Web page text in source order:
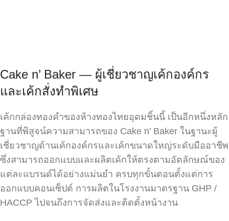
Cake n’ Baker — ผู้เชี่ยวชาญเค้กองค์กร
และเค้กสั่งทำพิเศษ
เค้กกล่องทองคำของห้างทองไทยอุดมชิ้นนี้ เป็นอีกหนึ่งหลัก
ฐานที่พิสูจน์ความสามารถของ Cake n’ Baker ในฐานะผู้
เชี่ยวชาญด้านเค้กองค์กรและเค้กขนาดใหญ่ระดับมืออาชีพ
ซึ่งสามารถออกแบบและผลิตเค้กให้ตรงตามอัตลักษณ์ของ
แต่ละแบรนด์ได้อย่างแม่นยำ ครบทุกขั้นตอนตั้งแต่การ
ออกแบบคอนเซ็ปต์ การผลิตในโรงงานมาตรฐาน GHP /
HACCP ไปจนถึงการจัดส่งและติดตั้งหน้างาน